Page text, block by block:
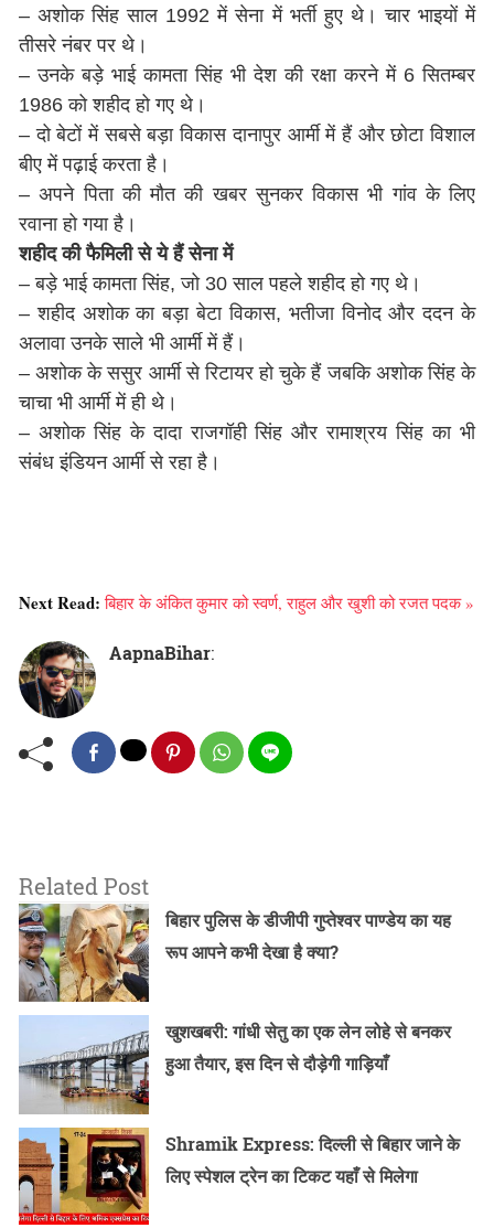
– अशोक सिंह साल 1992 में सेना में भर्ती हुए थे। चार भाइयों में
तीसरे नंबर पर थे।
– उनके बड़े भाई कामता सिंह भी देश की रक्षा करने में 6 सितम्बर
1986 को शहीद हो गए थे।
– दो बेटों में सबसे बड़ा विकास दानापुर आर्मी में हैं और छोटा विशाल
बीए में पढ़ाई करता है।
– अपने पिता की मौत की खबर सुनकर विकास भी गांव के लिए
रवाना हो गया है।
शहीद की फैमिली से ये हैं सेना में
– बड़े भाई कामता सिंह, जो 30 साल पहले शहीद हो गए थे।
– शहीद अशोक का बड़ा बेटा विकास, भतीजा विनोद और ददन के
अलावा उनके साले भी आर्मी में हैं।
– अशोक के ससुर आर्मी से रिटायर हो चुके हैं जबकि अशोक सिंह के
चाचा भी आर्मी में ही थे।
– अशोक सिंह के दादा राजगॉही सिंह और रामाश्रय सिंह का भी
संबंध इंडियन आर्मी से रहा है।
Next Read:बिहार के अंकित कुमार को स्वर्ण, राहुल और खुशी को रजत पदक »
AapnaBihar:
Related Post
बिहार पुलिस के डीजीपी गुप्तेश्वर पाण्डेय का यह
रूप आपने कभी देखा है क्या?
खुशखबरी: गांधी सेतु का एक लेन लोहे से बनकर
हुआ तैयार, इस दिन से दौड़ेगी गाड़ियाँ
Shramik Express: दिल्ली से बिहार जाने के
लिए स्पेशल ट्रेन का टिकट यहाँ से मिलेगा